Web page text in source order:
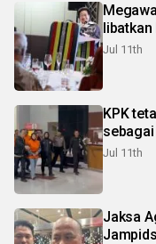
libatkan
Jul 11th
KPK
Jul 11th
Jaksa